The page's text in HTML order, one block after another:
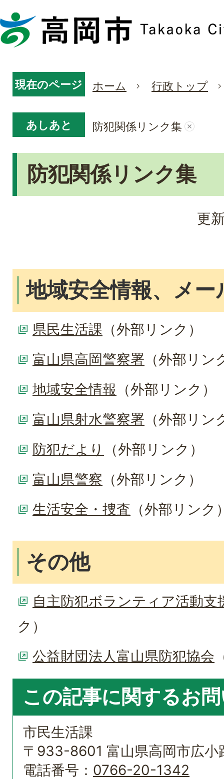
現在のページ ホーム 行政トップ
あしあと 防犯関係リンク集
防犯関係リンク集
更
地域安全情報、メー
県民生活課 （外部リンク）
富山県高岡警察署 （外部リン
地域安全情報 （外部リンク）
富山県射水警察署 （外部リン
防犯だより
（外部リンク）
富山県警察 （外部リンク）
生活安全・捜査 （外部リンク
その他
自主防犯ボランティア活動支
ク）
公益財団法人富山県防犯協会
この記事に関するお
市民生活課
〒933-8601 富山県高岡市広
電話番号： 0766-20-1342